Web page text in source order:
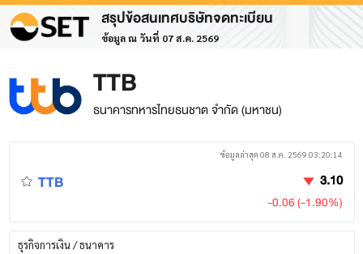
สรุปข้อสนเทศบริษัทจดทะเบียน
ข้อมูล ณ วันที่ 07 ส.ค. 2569
TTB
ธนาคารทหารไทยธนชาต จำกัด (มหาชน)
ข้อมูลล่าสุด 08 ส.ค. 2569 03:20:14
TTB 3.10
-0.06 (-1.90%)
ธุรกิจการเงิน / ธนาคาร